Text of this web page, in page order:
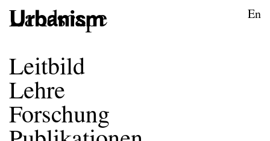
zum Inhalt springen
En
Leitbild
Lehre
Forschung